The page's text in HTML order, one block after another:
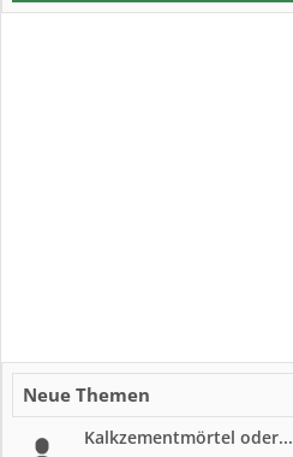
Neue Themen
Kalkzementmörtel oder...